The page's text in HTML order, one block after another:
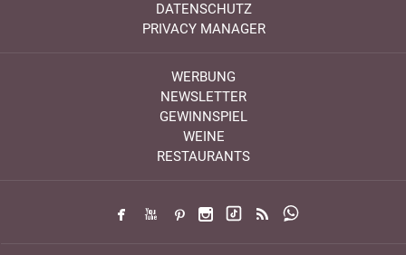
DATENSCHUTZ
PRIVACY MANAGER
WERBUNG
NEWSLETTER
GEWINNSPIEL
WEINE
RESTAURANTS